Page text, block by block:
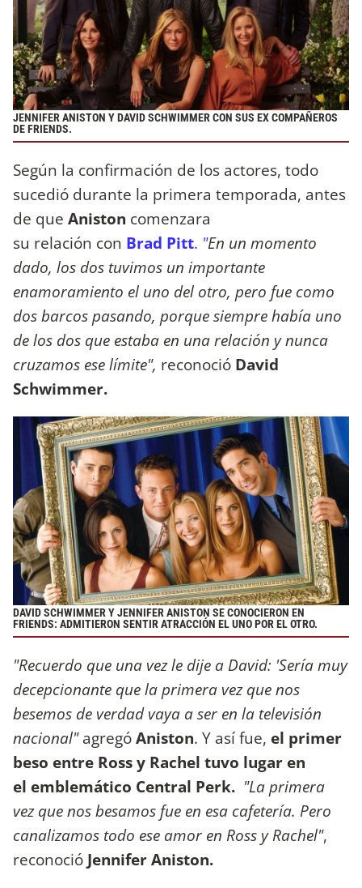
JENNIFER ANISTON Y DAVID SCHWIMMER CON SUS EX COMPAÑEROS
DE FRIENDS.
Según la confirmación de los actores, todo
sucedió durante la primera temporada, antes
de que Aniston comenzara
su relación con Brad Pitt. "En un momento
dado, los dos tuvimos un importante
enamoramiento el uno del otro, pero fue como
dos barcos pasando, porque siempre había uno
de los dos que estaba en una relación y nunca
cruzamos ese límite", reconoció David
Schwimmer.
DAVID SCHWIMMER Y JENNIFER ANISTON SE CONOCIERON EN
FRIENDS: ADMITIERON SENTIR ATRACCIÓN EL UNO POR EL OTRO.
"Recuerdo que una vez le dije a David: 'Sería muy
decepcionante que la primera vez que nos
besemos de verdad vaya a ser en la televisión
nacional"agregóAniston. Y así fue, el primer
beso entre Ross y Rachel tuvo lugar en
el emblemático Central Perk. "La primera
vez que nos besamos fue en esa cafetería. Pero
canalizamos todo ese amor en Ross y Rachel",
reconoció Jennifer Aniston.